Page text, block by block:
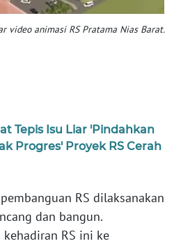
video animasi RS Pratama Nias Barat.
Tepis Isu Liar 'Pindahkan
Progres' Proyek RS Cerah
RS dilaksanakan
dan bangun.
RS ini ke